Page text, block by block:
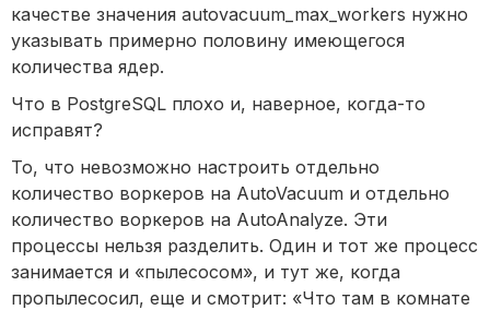
качестве значения autovacuum_max_workers нужно
указывать примерно половину имеющегося
количества ядер.
Что в PostgreSQL плохо и, наверное, когда-то
исправят?
То, что невозможно настроить отдельно
количество воркеров на AutoVacuum и отдельно
количество воркеров на AutoAnalyze. Эти
процессы нельзя разделить. Один и тот же процесс
занимается и «пылесосом», и тут же, когда
пропылесосил, еще и смотрит: «Что там в комнате